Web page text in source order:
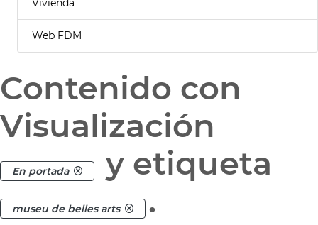
Web FDM
Contenido con
Visualización
En portada y etiqueta
museu de belles arts .